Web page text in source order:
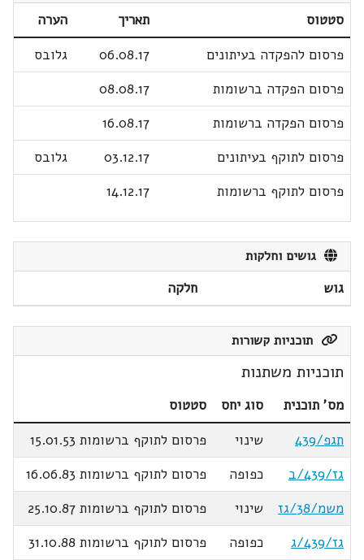
סטטוס תאריך
הערה
פרסום להפקדה בעיתונים
06.08.17
גלובס
פרסום הפקדה ברשומות
08.08.17
פרסום הפקדה ברשומות
16.08.17
פרסום לתוקף בעיתונים
03.12.17
גלובס
פרסום לתוקף ברשומות
14.12.17
גושים וחלקות
גוש חלקה
תוכניות קשורות
תוכניות משתנות
מס' תוכנית סוג יחס
סטטוס
תגפ/439
שינוי
פרסום לתוקף ברשומות 15.01.53
גז/439/ב
כפופה
פרסום לתוקף ברשומות 16.06.83
משמ/38/גז
שינוי
פרסום לתוקף ברשומות 25.10.87
גז/439/ג
כפופה
פרסום לתוקף ברשומות 31.10.88